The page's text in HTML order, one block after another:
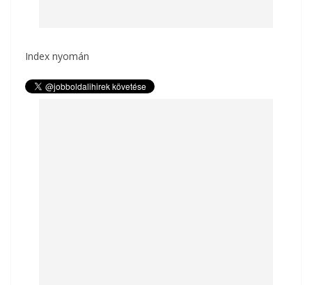
Index nyomán